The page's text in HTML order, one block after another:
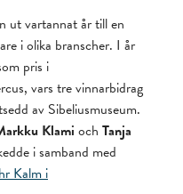
ut vartannat år till en
i olika branscher. I år
pris i
vars tre vinnarbidrag
av Sibeliusmuseum.
Klami och Tanja
i samband med
Kalm i